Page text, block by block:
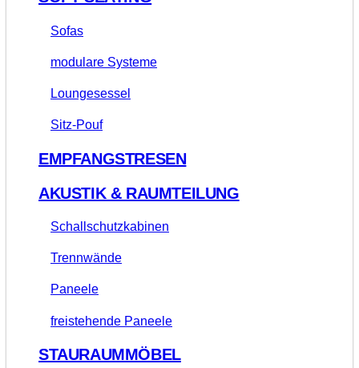
Sofas
modulare Systeme
Loungesessel
Sitz-Pouf
EMPFANGSTRESEN
AKUSTIK & RAUMTEILUNG
Schallschutzkabinen
Trennwände
Paneele
freistehende Paneele
STAURAUMMÖBEL